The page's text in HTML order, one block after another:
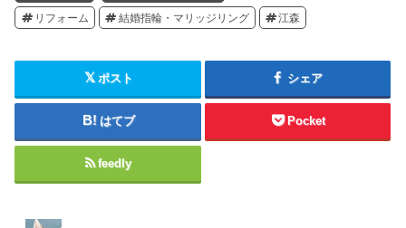
リフォーム 結婚指輪・マリッジリング 江森
ポスト シェア
はてブ Pocket
feedly